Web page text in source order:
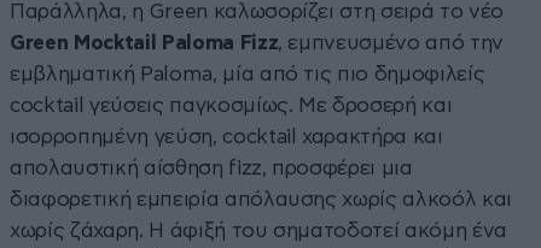
Παράλληλα, η Green καλωσορίζει στη σειρά το νέο
Green Mocktail Paloma Fizz, εμπνευσμένο από την
εμβληματική Paloma, μία από τις πιο δημοφιλείς
cocktail γεύσεις παγκοσμίως. Με δροσερή και
ισορροπημένη γεύση, cocktail χαρακτήρα και
απολαυστική αίσθηση fizz, προσφέρει μια
διαφορετική εμπειρία απόλαυσης χωρίς αλκοόλ και
χωρίς ζάχαρη. Η άφιξή του σηματοδοτεί ακόμη ένα